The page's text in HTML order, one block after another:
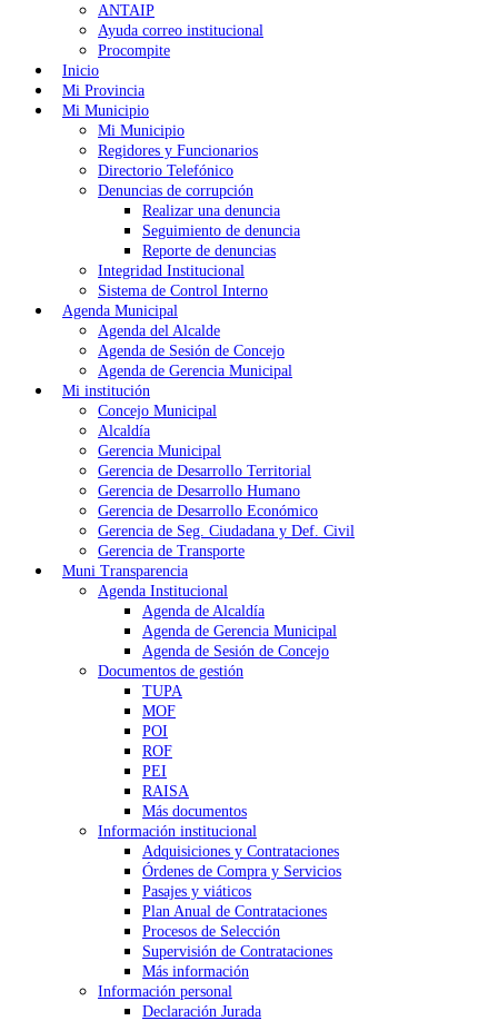
ANTAIP
Ayuda correo institucional
Procompite
Inicio
Mi Provincia
Mi Municipio
Mi Municipio
Regidores y Funcionarios
Directorio Telefónico
Denuncias de corrupción
Realizar una denuncia
Seguimiento de denuncia
Reporte de denuncias
Integridad Institucional
Sistema de Control Interno
Agenda Municipal
Agenda del Alcalde
Agenda de Sesión de Concejo
Agenda de Gerencia Municipal
Mi institución
Concejo Municipal
Alcaldía
Gerencia Municipal
Gerencia de Desarrollo Territorial
Gerencia de Desarrollo Humano
Gerencia de Desarrollo Económico
Gerencia de Seg. Ciudadana y Def. Civil
Gerencia de Transporte
Muni Transparencia
Agenda Institucional
Agenda de Alcaldía
Agenda de Gerencia Municipal
Agenda de Sesión de Concejo
Documentos de gestión
TUPA
MOF
POI
ROF
PEI
RAISA
Más documentos
Información institucional
Adquisiciones y Contrataciones
Órdenes de Compra y Servicios
Pasajes y viáticos
Plan Anual de Contrataciones
Procesos de Selección
Supervisión de Contrataciones
Más información
Información personal
Declaración Jurada